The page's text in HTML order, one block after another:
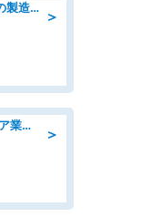
＞
カンタン軽作業/自動車の小型部品の製造オペレーター denso aichi
＞
08月開始/「土日祝休み」ヘルスケア業界の産業保健師/高時給/未経験OK/要資格:保健師、正看護師